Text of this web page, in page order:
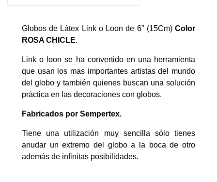
Globos de Látex Link o Loon de 6" (15Cm) Color
ROSA CHICLE.
Link o loon se ha convertido en una herramienta
que usan los mas importantes artistas del mundo
del globo y también quienes buscan una solución
práctica en las decoraciones con globos.
Fabricados por Sempertex.
Tiene una utilización muy sencilla sólo tienes
anudar un extremo del globo a la boca de otro
además de infinitas posibilidades.